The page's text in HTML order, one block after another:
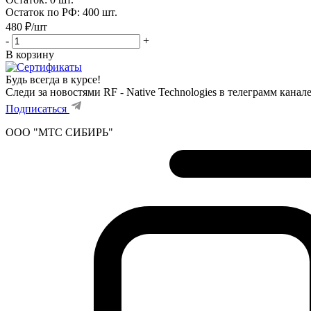
Остаток по РФ: 400 шт.
480 ₽/шт
-
+
В корзину
Будь всегда в курсе!
Следи за новостями RF - Native Technologies в телеграмм канале
Подписаться
ООО "МТС СИБИРЬ"